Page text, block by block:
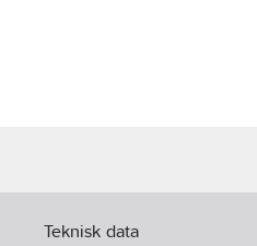
Teknisk data